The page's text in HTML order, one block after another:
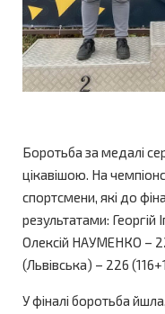
Боротьба за медалі
цікавішою. На
спортсмени, які до
результатами: Георгій
Олексій НАУМЕНКО –
(Львівська) – 226
У фіналі боротьба